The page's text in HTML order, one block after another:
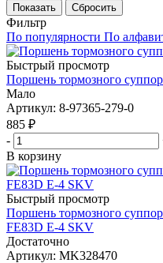
Показать Сбросить
Фильтр
По популярности По
Быстрый просмотр
Поршень тормозного
Мало
Артикул: 8-97365-279-0
885 ₽
-
В корзину
Быстрый просмотр
Поршень тормозного
FE83D E-4 SKV
Достаточно
Артикул: MK328470